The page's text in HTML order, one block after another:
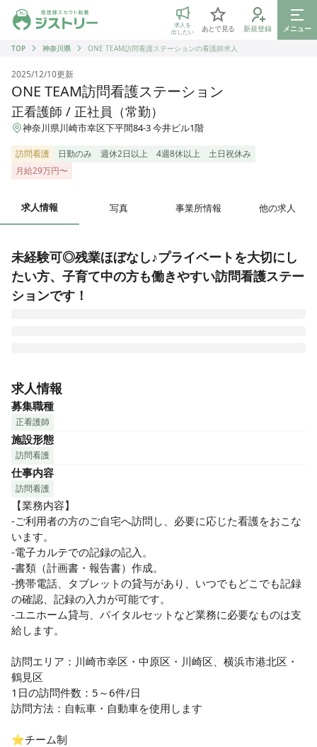
ジストリー 看護師の転職マッチング
求人を
出したい
あとで見る 新規登録
メニュー
TOP
神奈川県 ONE TEAM訪問看護ステーションの看護師求人
2025/12/10更新
ONE TEAM訪問看護ステーション
正看護師 / 正社員（常勤）
神奈川県川崎市幸区下平間84-3 今井ビル1階
訪問看護 日勤のみ 週休2日以上 4週8休以上
土日祝休み
月給29万円〜
求人情報 写真 事業所情報 他の求人
未経験可◎残業ほぼなし♪プライベートを大切にし
たい方、子育て中の方も働きやすい訪問看護ステー
ションです！
ョンです。
ONE TEAM訪問看護ステーションは『可能性は無限大　一人
ひとりが輝く場所』を理念に地域のライフラインとなること
をめざしています。
現在、ONE TEAM訪問看護ステーションではスタッフが20名
以上在籍しており、看護師、理学療法士、作業療法士、言語
聴覚士がチームとなって各職種の強みを生かしながらご利用
者様へサービスを提供しています。
訪問はひとりで行いますが、チーム医療を大切にしておりま
すので、いつでも相談できる環境があり、またカンファレン
スも充実しており、一人ではないと安心できる職場です。
求人情報
募集職種
正看護師
施設形態
訪問看護
仕事内容
訪問看護
【業務内容】
-ご利用者の方のご自宅へ訪問し、必要に応じた看護をおこな
います。
-電子カルテでの記録の記入。
-書類（計画書・報告書）作成。
-携帯電話、タブレットの貸与があり、いつでもどこでも記録
の確認、記録の入力が可能です。
-ユニホーム貸与、バイタルセットなど業務に必要なものは支
給します。
訪問エリア：川崎市幸区・中原区・川崎区、横浜市港北区・
鶴見区
1日の訪問件数：5～6件/日
訪問方法：自転車・自動車を使用します
⭐︎チーム制